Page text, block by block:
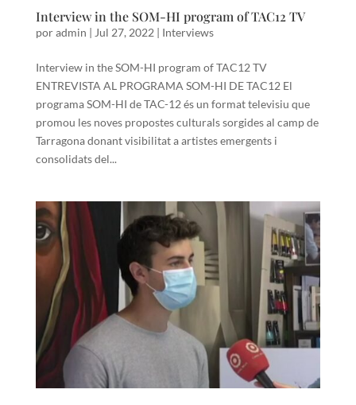
Interview in the SOM-HI program of TAC12 TV
poradmin | Jul 27, 2022 | Interviews
Interview in the SOM-HI program of TAC12 TV
ENTREVISTA AL PROGRAMA SOM-HI DE TAC12 El
programa SOM-HI de TAC-12 és un format televisiu que
promou les noves propostes culturals sorgides al camp de
Tarragona donant visibilitat a artistes emergents i
consolidats del...